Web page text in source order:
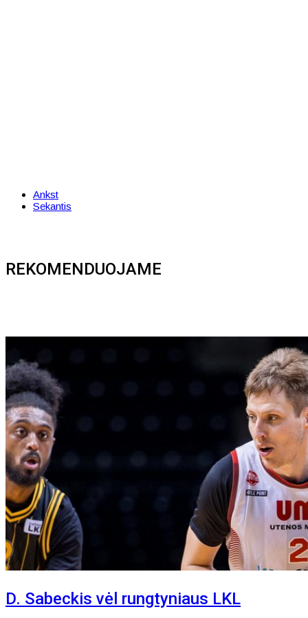
Ankst
Sekantis
REKOMENDUOJAME
D. Sabeckis vėl rungtyniaus LKL